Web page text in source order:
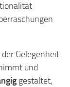
Gelegenheit
und
gestaltet,